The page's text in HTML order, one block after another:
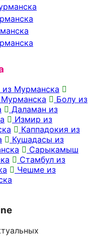
из Мурманска
Болу из
Даламан из
Измир из
Каппадокия из
Кушадасы из
Сарыкамыш
Стамбул из
Чешме из